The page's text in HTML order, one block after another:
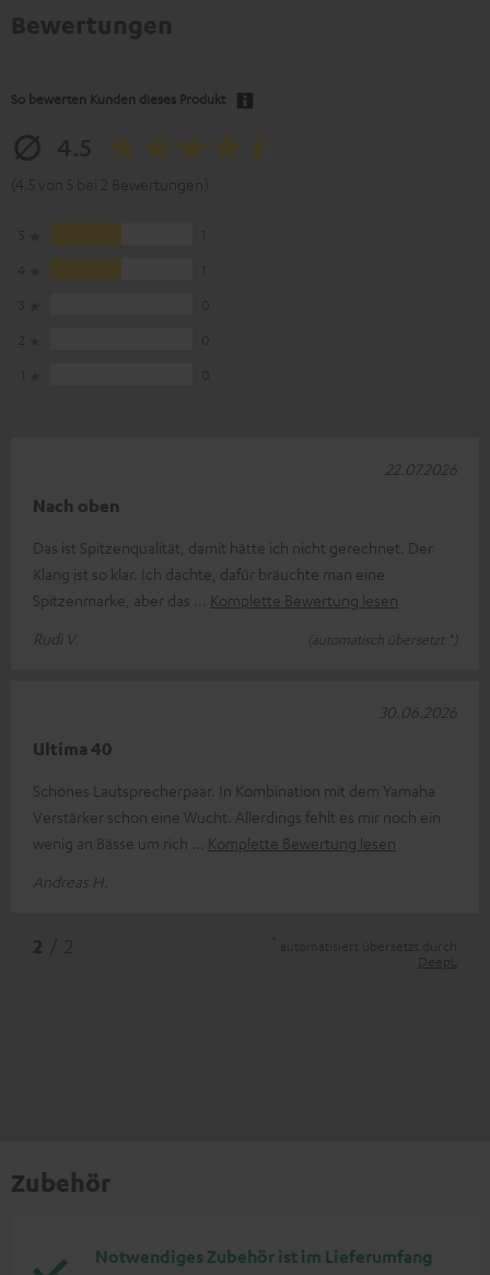
So bewerten Kunden dieses Produkt
Nach oben
Das ist Spitzenqualität, damit hätte ich nicht gerechnet. Der
Klang ist so klar. Ich dachte, dafür bräuchte man eine
Spitzenmarke, aber das
Komplette Bewertung lesen
Rudi V.
(automatisch übersetzt *)
22.07.2026
Ultima 40
Schönes Lautsprecherpaar. In Kombination mit dem Yamaha
Verstärker schon eine Wucht. Allerdings fehlt es mir noch ein
wenig an Bässe um rich
Komplette Bewertung lesen
Andreas H.
30.06.2026
Zubehör
Notwendiges Zubehör ist im Lieferumfang